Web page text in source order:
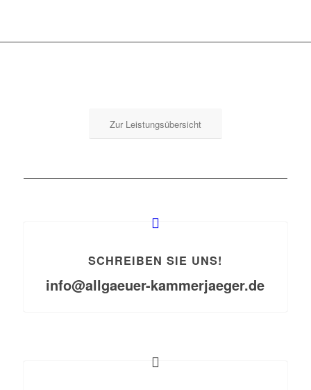
Zur Leistungsübersicht
SCHREIBEN SIE UNS!
info@allgaeuer-kammerjaeger.de